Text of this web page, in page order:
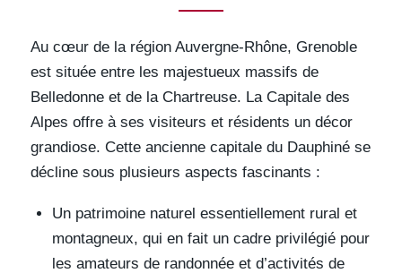
Au cœur de la région Auvergne-Rhône, Grenoble
est située entre les majestueux massifs de
Belledonne et de la Chartreuse. La Capitale des
Alpes offre à ses visiteurs et résidents un décor
grandiose. Cette ancienne capitale du Dauphiné se
décline sous plusieurs aspects fascinants :
Un patrimoine naturel essentiellement rural et
montagneux, qui en fait un cadre privilégié pour
les amateurs de randonnée et d’activités de